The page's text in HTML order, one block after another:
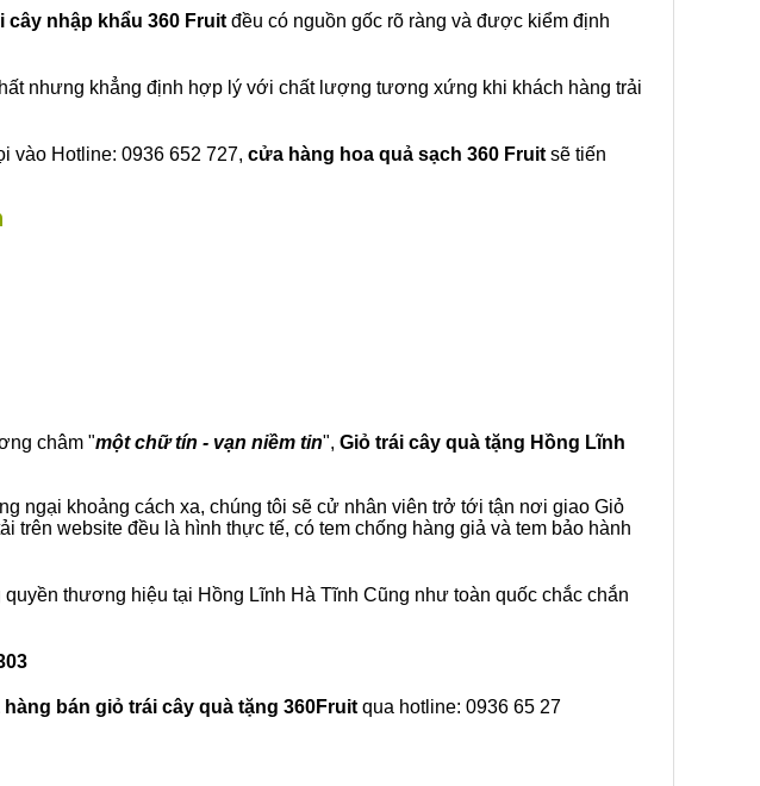
cây nhập khẩu 360 Fruit đều có nguồn gốc rõ ràng và được kiểm định
nhưng khẳng định hợp lý với chất lượng tương xứng khi khách hàng trải
vào Hotline: 0936 652 727, cửa hàng hoa quả sạch 360 Fruit sẽ tiến
châm "một chữ tín - vạn niềm tin", Giỏ trái cây quà tặng Hồng Lĩnh
ngại khoảng cách xa, chúng tôi sẽ cử nhân viên trở tới tận nơi giao Giỏ
website đều là hình thực tế, có tem chống hàng giả và tem bảo hành
thương hiệu tại Hồng Lĩnh Hà Tĩnh Cũng như toàn quốc chắc chắn
bán giỏ trái cây quà tặng 360Fruit qua hotline: 0936 65 27